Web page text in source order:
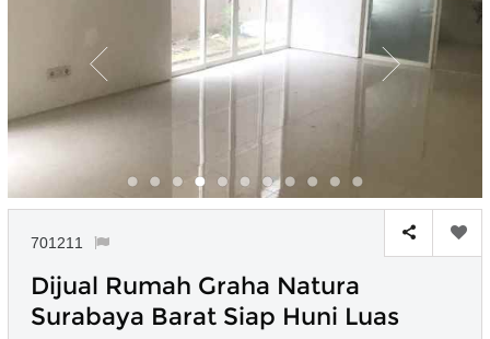
701211
Dijual Rumah Graha Natura
Surabaya Barat Siap Huni Luas
Untuk hasil simulasi
pada kotak-